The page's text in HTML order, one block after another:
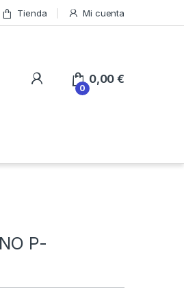
Tienda Mi cuenta
0
0,00€
P-